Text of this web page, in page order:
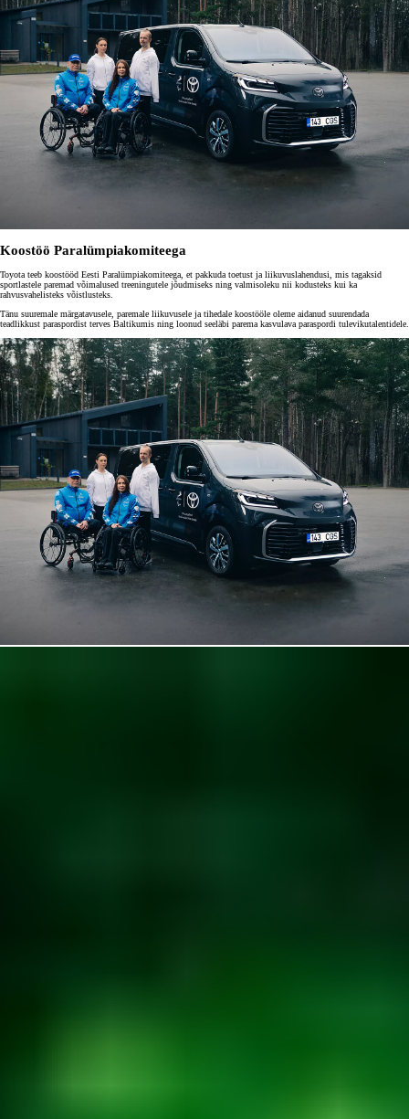
Koostöö Paralümpia­komiteega
Toyota teeb koostööd Eesti Paralümpiakomiteega, et pakkuda toetust ja liikuvuslahendusi, mis tagaksid
sportlastele paremad võimalused treeningutele jõudmiseks ning valmisoleku nii kodusteks kui ka
rahvusvahelisteks võistlusteks.
Tänu suuremale märgatavusele, paremale liikuvusele ja tihedale koostööle oleme aidanud suurendada
teadlikkust paraspordist terves Baltikumis ning loonud seeläbi parema kasvulava paraspordi tulevikutalentidele.